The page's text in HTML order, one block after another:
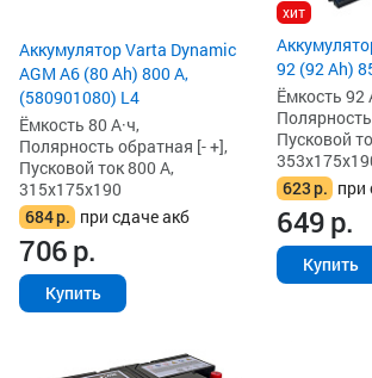
Аккумулятор Varta Dynamic
AGM A6 (80 Ah) 800 А,
(580901080) L4
Ёмкость 80 А·ч,
Полярность обратная [- +],
Пусковой ток 800 А,
315x175x190
684р. при сдаче акб
706р.
Купить
хит
92 (92 Ah)
Ёмкость 92
Пусковой
623р. при
649р.
Купить